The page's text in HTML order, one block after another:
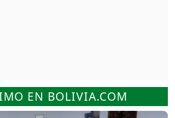
EN BOLIVIA.COM